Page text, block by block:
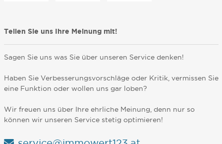
Teilen Sie uns Ihre Meinung mit!
Sagen Sie uns was Sie über unseren Service denken!
Haben Sie Verbesserungsvorschläge oder Kritik, vermissen Sie
eine Funktion oder wollen uns gar loben?
Wir freuen uns über Ihre ehrliche Meinung, denn nur so
können wir unseren Service stetig optimieren!